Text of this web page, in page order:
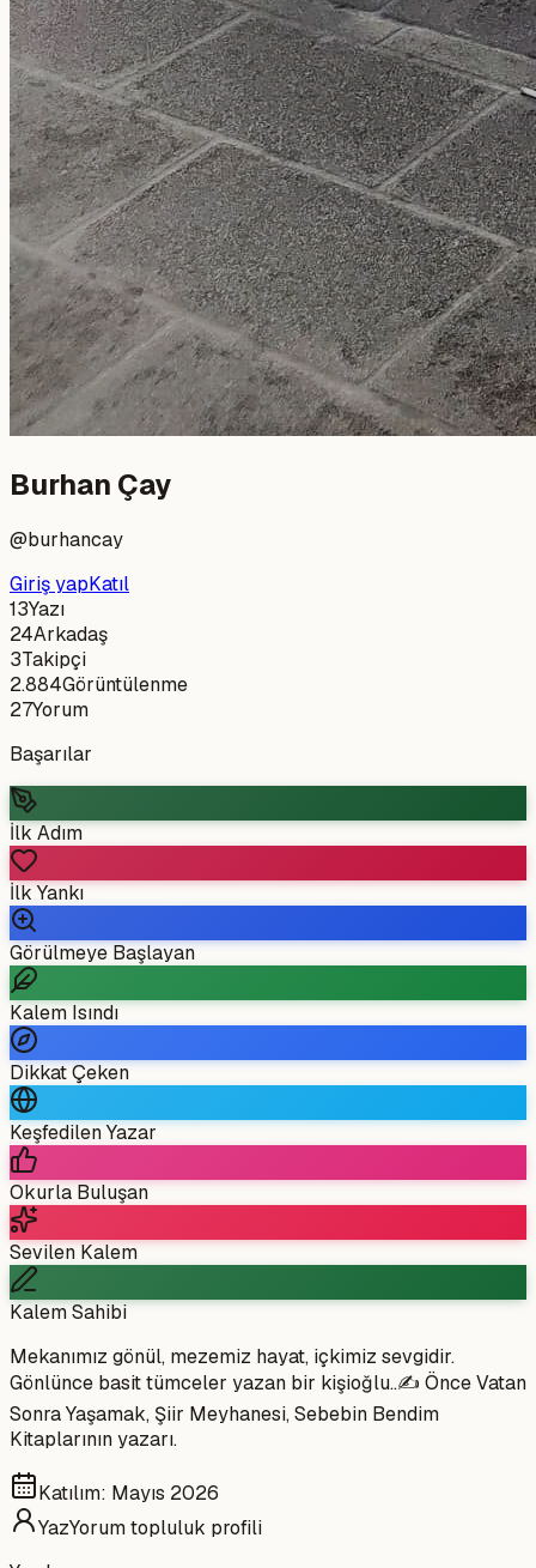
Burhan Çay
@burhancay
Giriş yapKatıl
13Yazı
24Arkadaş
3Takipçi
2.884Görüntülenme
27Yorum
Başarılar
İlk Adım
İlk Yankı
Görülmeye Başlayan
Kalem Isındı
Dikkat Çeken
Keşfedilen Yazar
Okurla Buluşan
Sevilen Kalem
Kalem Sahibi
Mekanımız gönül, mezemiz hayat, içkimiz sevgidir.
Gönlünce basit tümceler yazan bir kişioğlu..✍️ Önce Vatan
Sonra Yaşamak, Şiir Meyhanesi, Sebebin Bendim
Kitaplarının yazarı.
Katılım: Mayıs 2026
YazYorum topluluk profili